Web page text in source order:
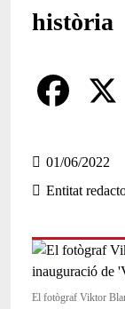
història
Comparteix
a
c
b
01/06/2022
Entitat
El fotògraf Viktor